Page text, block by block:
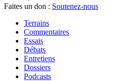
Faites un don : Soutenez-nous
Terrains
Commentaires
Essais
Débats
Entretiens
Dossiers
Podcasts